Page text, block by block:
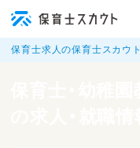
保育士求人の保育士スカウト